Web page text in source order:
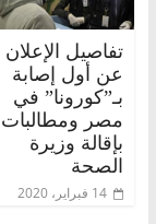
تفاصيل الإعلان
عن أول إصابة
بـ”كورونا” في
مصر ومطالبات
بإقالة وزيرة
الصحة
14 فبراير، 2020